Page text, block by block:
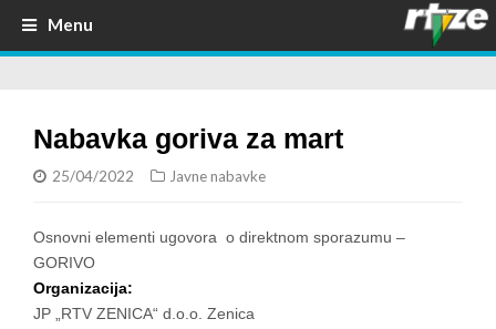
Menu
Nabavka goriva za mart
25/04/2022 Javne nabavke
Osnovni elementi ugovora o direktnom sporazumu –
GORIVO
Organizacija:
JP „RTV ZENICA“ d.o.o. Zenica